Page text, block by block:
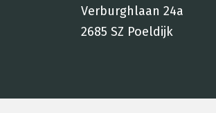
Verburghlaan 24a
2685 SZ Poeldijk